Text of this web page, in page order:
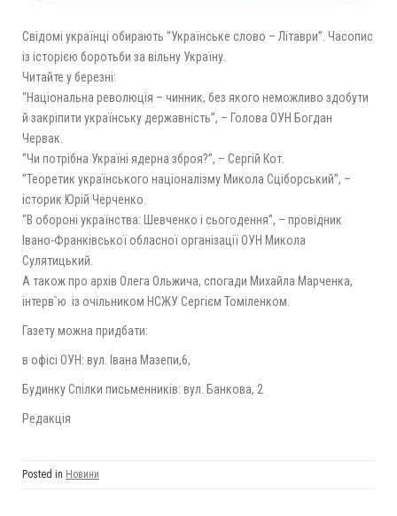
Свідомі українці обирають “Українське слово – Літаври”. Часопис
із історією боротьби за вільну Україну.
Читайте у березні:
“Національна революція – чинник, без якого неможливо здобути
й закріпити українську державність”, – Голова ОУН Богдан
Червак.
“Чи потрібна Україні ядерна зброя?”, – Сергій Кот.
“Теоретик українського націоналізму Микола Сціборський”, –
історик Юрій Черченко.
“В обороні українства: Шевченко і сьогодення”, – провідник
Івано-Франківської обласної організації ОУН Микола
Сулятицький.
А також про архів Олега Ольжича, спогади Михайла Марченка,
інтерв`ю із очільником НСЖУ Сергієм Томіленком.
Газету можна придбати:
в офісі ОУН: вул. Івана Мазепи,6,
Будинку Спілки письменників: вул. Банкова, 2
Редакція
Posted in Новини